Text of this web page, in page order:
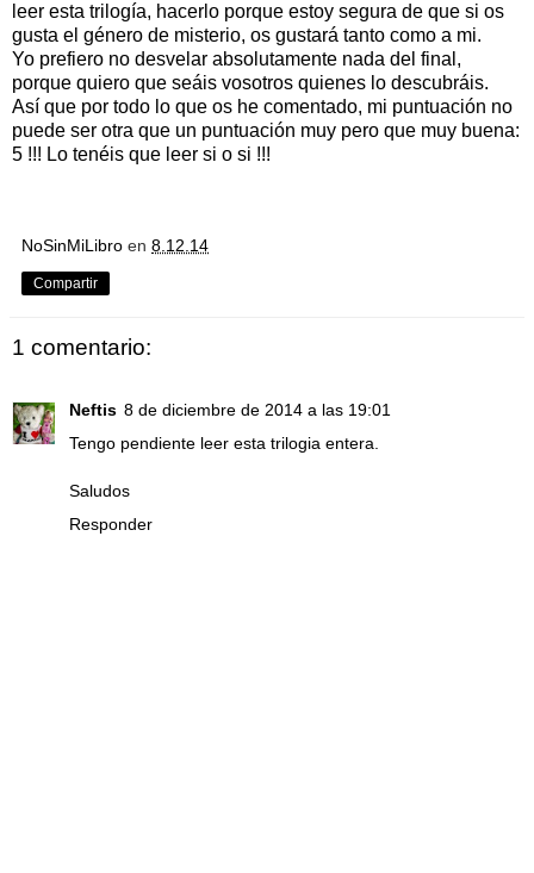
leer esta trilogía, hacerlo porque estoy segura de que si os
gusta el género de misterio, os gustará tanto como a mi.
Yo prefiero no desvelar absolutamente nada del final,
porque quiero que seáis vosotros quienes lo descubráis.
Así que por todo lo que os he comentado, mi puntuación no
puede ser otra que un puntuación muy pero que muy buena:
5 !!! Lo tenéis que leer si o si !!!
NoSinMiLibro en 8.12.14
Compartir
1 comentario:
Neftis 8 de diciembre de 2014 a las 19:01
Tengo pendiente leer esta trilogia entera.
Saludos
Responder